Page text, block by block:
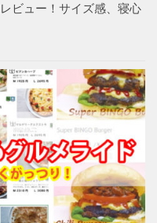
ビュー！サイズ感、寝心